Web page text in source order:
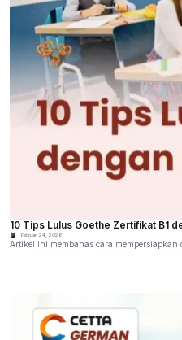
10 Tips Lulus Goethe Zertifikat B1
Februari 24, 2026
Artikel ini membahas cara